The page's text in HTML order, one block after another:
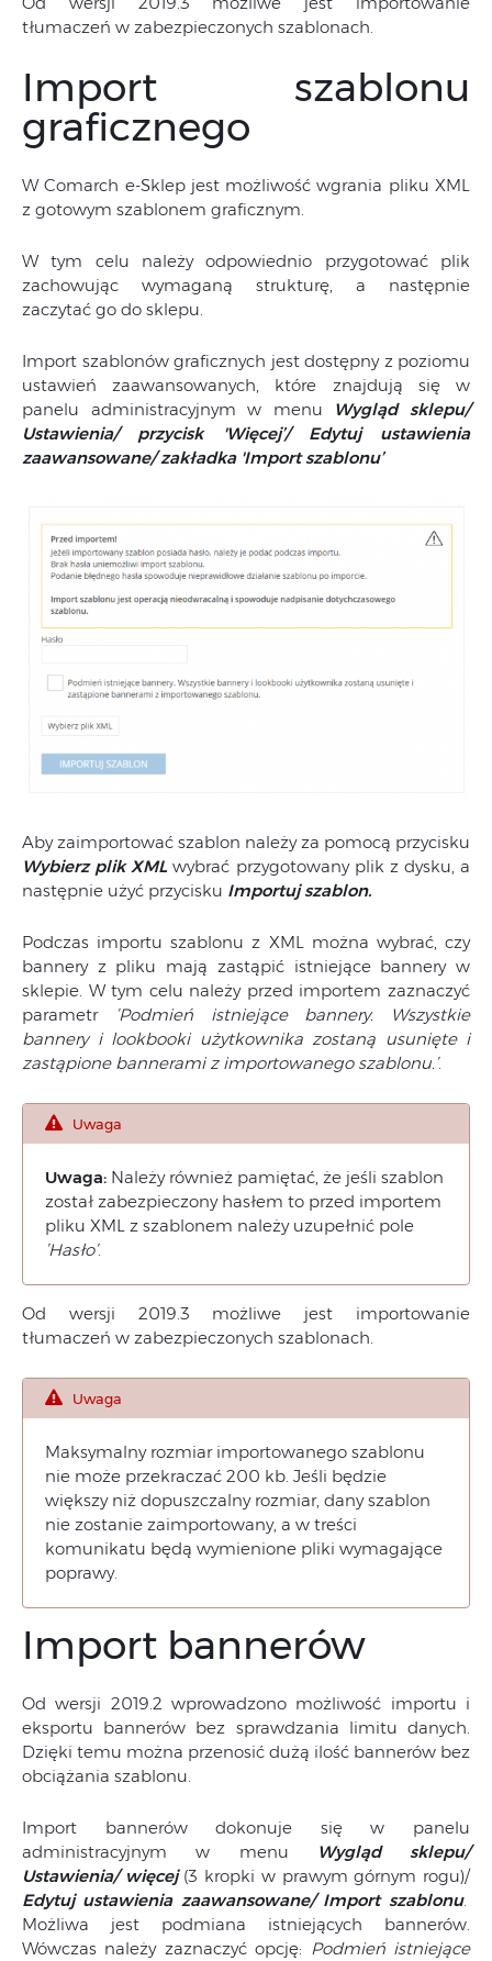
tłumaczeń w zabezpieczonych szablonach.
Import szablonu
graficznego
W Comarch e-Sklep jest możliwość wgrania pliku XML
z gotowym szablonem graficznym.
W tym celu należy odpowiednio przygotować plik
zachowując wymaganą strukturę, a następnie
zaczytać go do sklepu.
Import szablonów graficznych jest dostępny z poziomu
ustawień zaawansowanych, które znajdują się w
panelu administracyjnym w menu Wygląd sklepu/
Ustawienia/ przycisk 'Więcej’/ Edytuj ustawienia
zaawansowane/ zakładka 'Import szablonu’
Aby zaimportować szablon należy za pomocą przycisku
Wybierz plik XMLwybrać przygotowany plik z dysku, a
następnie użyć przycisku Importuj szablon.
Podczas importu szablonu z XML można wybrać, czy
bannery z pliku mają zastąpić istniejące bannery w
sklepie. W tym celu należy przed importem zaznaczyć
parametr
’Podmień istniejące bannery. Wszystkie
bannery i lookbooki użytkownika zostaną usunięte i
zastąpione bannerami z importowanego szablonu.’.
Uwaga
Uwaga: Należy również pamiętać, że jeśli szablon
został zabezpieczony hasłem to przed importem
pliku XML z szablonem należy uzupełnić pole
’Hasło’.
Od wersji 2019.3 możliwe jest importowanie
tłumaczeń w zabezpieczonych szablonach.
Uwaga
Maksymalny rozmiar importowanego szablonu
nie może przekraczać 200 kb. Jeśli będzie
większy niż dopuszczalny rozmiar, dany szablon
nie zostanie zaimportowany, a w treści
komunikatu będą wymienione pliki wymagające
poprawy.
Import bannerów
Od wersji 2019.2 wprowadzono możliwość importu i
eksportu bannerów bez sprawdzania limitu danych.
Dzięki temu można przenosić dużą ilość bannerów bez
obciążania szablonu.
Import bannerów dokonuje się w panelu
administracyjnym w menu
Wygląd sklepu/
Ustawienia/ więcej (3 kropki w prawym górnym rogu)/
Edytuj ustawienia zaawansowane/ Import szablonu.
Możliwa jest podmiana istniejących bannerów.
Wówczas należy zaznaczyć opcję: Podmień istniejące